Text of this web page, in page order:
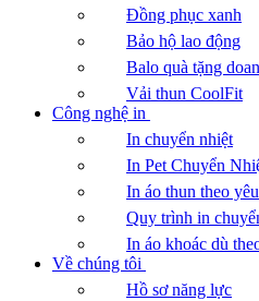
Đồng phục xanh
Bảo hộ lao động
Balo quà tặng
Vải thun CoolFit
Công nghệ in
In chuyển nhiệt
In Pet Chuyển
In áo thun theo
Quy trình in
In áo khoác dù
Về chúng tôi
Hồ sơ năng lực